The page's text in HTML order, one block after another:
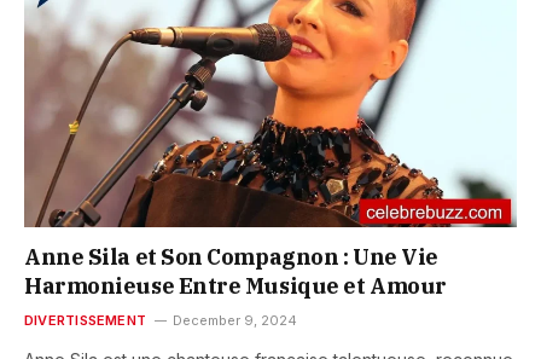
Anne Sila et Son Compagnon : Une Vie
Harmonieuse Entre Musique et Amour
DIVERTISSEMENT December 9, 2024